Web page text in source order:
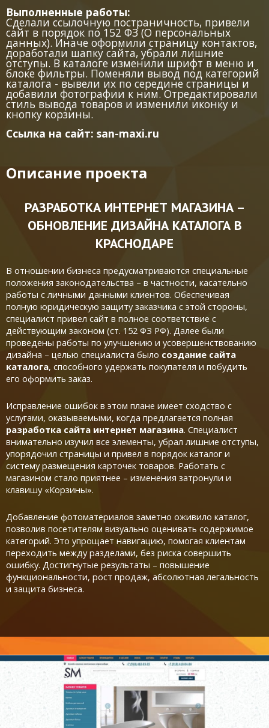
Выполненные работы:
Сделали ссылочную постраничность, привели
сайт в порядок по 152 ФЗ (О персональных
данных). Иначе оформили страницу контактов,
доработали шапку сайта, убрали лишние
отступы. В каталоге изменили шрифт в меню и
блоке фильтры. Поменяли вывод под категорий
каталога - вывели их по середине страницы и
добавили фотографии к ним. Отредактировали
стиль вывода товаров и изменили иконку и
кнопку корзины.
Ссылка на сайт: san-maxi.ru
Описание проекта
РАЗРАБОТКА ИНТЕРНЕТ МАГАЗИНА –
ОБНОВЛЕНИЕ ДИЗАЙНА КАТАЛОГА В
КРАСНОДАРЕ
В отношении бизнеса предусматриваются специальные
положения законодательства – в частности, касательно
работы с личными данными клиентов. Обеспечивая
полную юридическую защиту заказчика с этой стороны,
специалист привел сайт в полное соответствие с
действующим законом (ст. 152 ФЗ РФ). Далее были
проведены работы по улучшению и усовершенствованию
дизайна – целью специалиста было создание сайта
каталога, способного удержать покупателя и побудить
его оформить заказ.
Исправление ошибок в этом плане имеет сходство с
услугами, оказываемыми, когда предлагается полная
разработка сайта интернет магазина. Специалист
внимательно изучил все элементы, убрал лишние отступы,
упорядочил страницы и привел в порядок каталог и
систему размещения карточек товаров. Работать с
магазином стало приятнее – изменения затронули и
клавишу «Корзины».
Добавление фотоматериалов заметно оживило каталог,
позволив посетителям визуально оценивать содержимое
категорий. Это упрощает навигацию, помогая клиентам
переходить между разделами, без риска совершить
ошибку. Достигнутые результаты – повышение
функциональности, рост продаж, абсолютная легальность
и защита бизнеса.